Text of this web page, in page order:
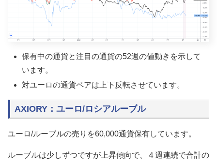
保有中の通貨と注目の通貨の52週の値動きを示して
います。
対ユーロの通貨ペアは上下反転させています。
AXIORY：ユーロ/ロシアルーブル
ユーロ/ルーブルの売りを60,000通貨保有しています。
ルーブルは少しずつですが上昇傾向で、４週連続で合計の